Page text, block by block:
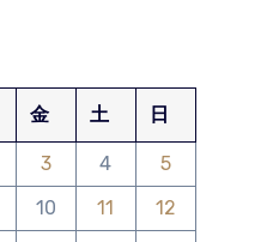
金 土 日
3 4
5
10 11
12